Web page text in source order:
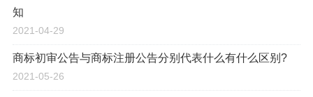
知
2021-04-29
商标初审公告与商标注册公告分别代表什么有什么区别?
2021-05-26